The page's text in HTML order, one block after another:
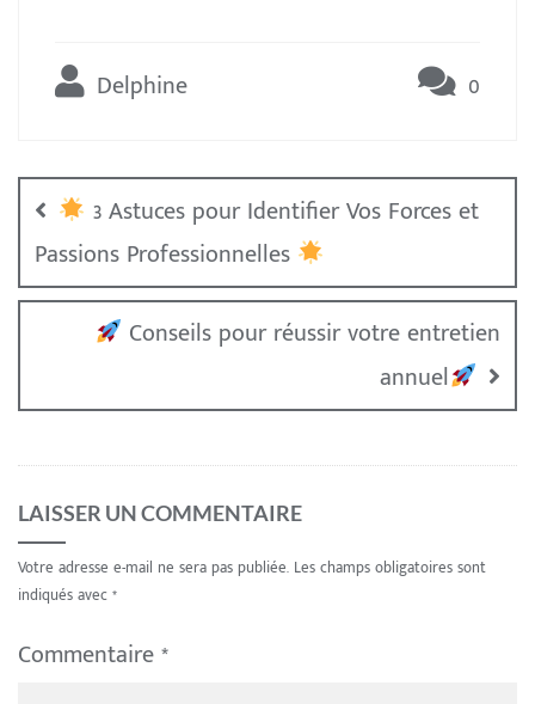
Delphine 0
3 Astuces pour Identifier Vos Forces et
Passions Professionnelles
Conseils pour réussir votre entretien
annuel
LAISSER UN COMMENTAIRE
Votre adresse e-mail ne sera pas publiée. Les champs obligatoires sont
indiqués avec*
Commentaire*